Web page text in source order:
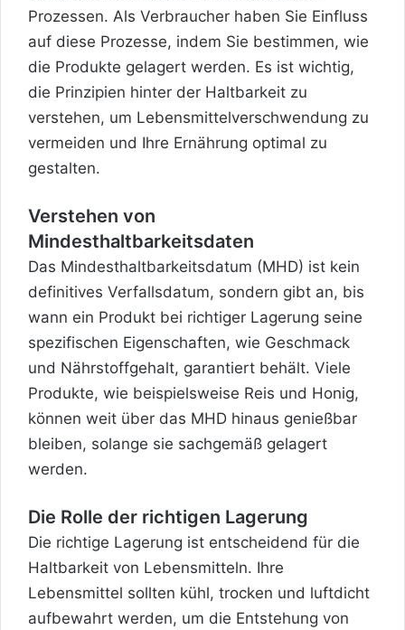
Prozessen. Als Verbraucher haben Sie Einfluss
auf diese Prozesse, indem Sie bestimmen, wie
die Produkte gelagert werden. Es ist wichtig,
die Prinzipien hinter der Haltbarkeit zu
verstehen, um Lebensmittelverschwendung zu
vermeiden und Ihre Ernährung optimal zu
gestalten.
Verstehen von
Mindesthaltbarkeitsdaten
Das Mindesthaltbarkeitsdatum (MHD) ist kein
definitives Verfallsdatum, sondern gibt an, bis
wann ein Produkt bei richtiger Lagerung seine
spezifischen Eigenschaften, wie Geschmack
und Nährstoffgehalt, garantiert behält. Viele
Produkte, wie beispielsweise Reis und Honig,
können weit über das MHD hinaus genießbar
bleiben, solange sie sachgemäß gelagert
werden.
Die Rolle der richtigen Lagerung
Die richtige Lagerung ist entscheidend für die
Haltbarkeit von Lebensmitteln. Ihre
Lebensmittel sollten kühl, trocken und luftdicht
aufbewahrt werden, um die Entstehung von